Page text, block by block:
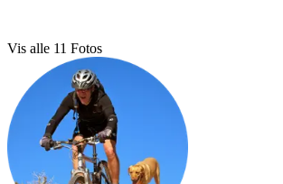
Vis alle 11 Fotos